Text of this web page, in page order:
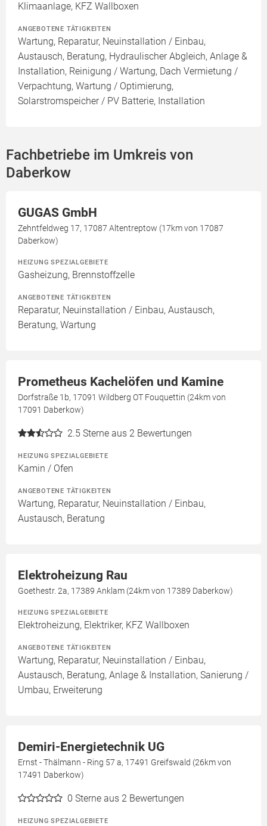
Klimaanlage, KFZ Wallboxen
ANGEBOTENE TÄTIGKEITEN
Wartung, Reparatur, Neuinstallation / Einbau,
Austausch, Beratung, Hydraulischer Abgleich, Anlage &
Installation, Reinigung / Wartung, Dach Vermietung /
Verpachtung, Wartung / Optimierung,
Solarstromspeicher / PV Batterie, Installation
Fachbetriebe im Umkreis von
Daberkow
GUGAS GmbH
Zehntfeldweg 17, 17087 Altentreptow (17km von 17087
Daberkow)
HEIZUNG SPEZIALGEBIETE
Gasheizung, Brennstoffzelle
ANGEBOTENE TÄTIGKEITEN
Reparatur, Neuinstallation / Einbau, Austausch,
Beratung, Wartung
Prometheus Kachelöfen und Kamine
Dorfstraße 1b, 17091 Wildberg OT Fouquettin (24km von
17091 Daberkow)
2.5 Sterne aus 2 Bewertungen
HEIZUNG SPEZIALGEBIETE
Kamin / Ofen
ANGEBOTENE TÄTIGKEITEN
Wartung, Reparatur, Neuinstallation / Einbau,
Austausch, Beratung
Elektroheizung Rau
Goethestr. 2a, 17389 Anklam (24km von 17389 Daberkow)
HEIZUNG SPEZIALGEBIETE
Elektroheizung, Elektriker, KFZ Wallboxen
ANGEBOTENE TÄTIGKEITEN
Wartung, Reparatur, Neuinstallation / Einbau,
Austausch, Beratung, Anlage & Installation, Sanierung /
Umbau, Erweiterung
Demiri-Energietechnik UG
Ernst - Thälmann - Ring 57 a, 17491 Greifswald (26km von
17491 Daberkow)
0 Sterne aus 2 Bewertungen
HEIZUNG SPEZIALGEBIETE